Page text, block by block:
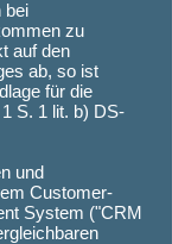
bei
zu
auf den
ab, so ist
für die
S. 1 lit. b) DS-
und
Customer-
System ("CRM